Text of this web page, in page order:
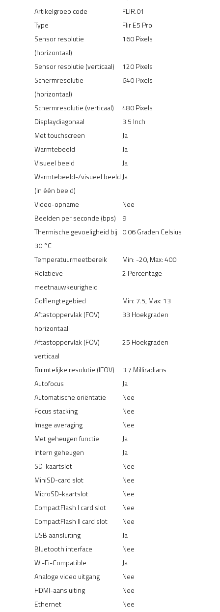
Artikelgroep code
FLIR.01
Type
Flir E5 Pro
Sensor resolutie
(horizontaal)
160 Pixels
Sensor resolutie (verticaal)
120 Pixels
Schermresolutie
(horizontaal)
640 Pixels
Schermresolutie (verticaal)
480 Pixels
Displaydiagonaal
3.5 Inch
Met touchscreen
Ja
Warmtebeeld
Ja
Visueel beeld
Ja
Warmtebeeld-/visueel beeld
(in één beeld)
Ja
Video-opname
Nee
Beelden per seconde (bps)
9
Thermische gevoeligheid bij
30 °C
0.06 Graden Celsius
Temperatuurmeetbereik
Min: -20, Max: 400
Relatieve
meetnauwkeurigheid
2 Percentage
Golflengtegebied
Min: 7.5, Max: 13
Aftastoppervlak (FOV)
horizontaal
33 Hoekgraden
Aftastoppervlak (FOV)
verticaal
25 Hoekgraden
Ruimtelijke resolutie (IFOV)
3.7 Milliradians
Autofocus
Ja
Automatische oriëntatie
Nee
Focus stacking
Nee
Image averaging
Nee
Met geheugen functie
Ja
Intern geheugen
Ja
SD-kaartslot
Nee
MiniSD-card slot
Nee
MicroSD-kaartslot
Nee
CompactFlash I card slot
Nee
CompactFlash II card slot
Nee
USB aansluiting
Ja
Bluetooth interface
Nee
Wi-Fi-Compatible
Ja
Analoge video uitgang
Nee
HDMI-aansluiting
Nee
Ethernet
Nee